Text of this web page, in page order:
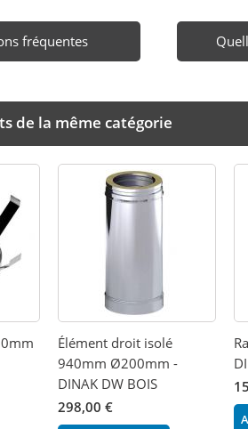
fréquentes
de la même catégorie
Élément droit isolé
940mm Ø200mm -
DINAK DW BOIS
298,00 €